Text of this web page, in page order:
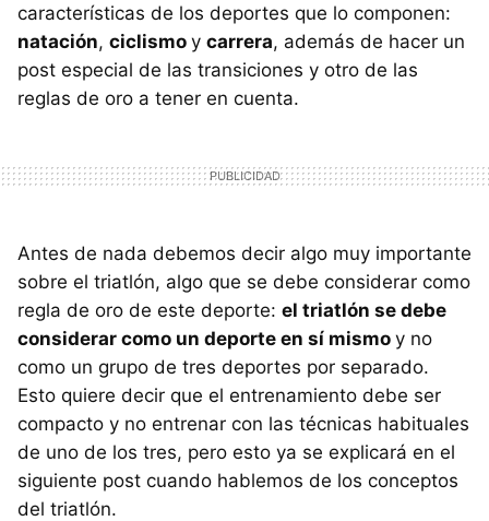
características de los deportes que lo componen:
natación, ciclismo y carrera, además de hacer un
post especial de las transiciones y otro de las
reglas de oro a tener en cuenta.
Antes de nada debemos decir algo muy importante
sobre el triatlón, algo que se debe considerar como
regla de oro de este deporte: el triatlón se debe
considerar como un deporte en sí mismo y no
como un grupo de tres deportes por separado.
Esto quiere decir que el entrenamiento debe ser
compacto y no entrenar con las técnicas habituales
de uno de los tres, pero esto ya se explicará en el
siguiente post cuando hablemos de los conceptos
del triatlón.